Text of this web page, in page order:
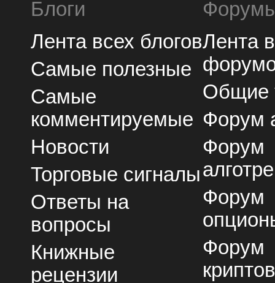
Блоги
Лента всех блогов
Самые полезные
Самые
комментируемые
Новости
Торговые сигналы
Ответы на
вопросы
Книжные
рецензии
Лента
Общие
Форум
Форум
Форум
Форум